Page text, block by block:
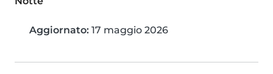
Aggiornato: 17 maggio 2026